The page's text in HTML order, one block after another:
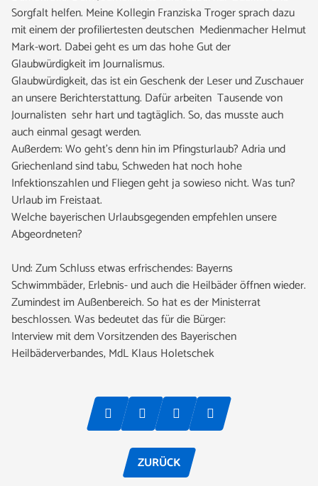
Sorgfalt helfen. Meine Kollegin Franziska Troger sprach dazu
mit einem der profiliertesten deutschen Medienmacher Helmut
Mark-wort. Dabei geht es um das hohe Gut der
Glaubwürdigkeit im Journalismus.
Glaubwürdigkeit, das ist ein Geschenk der Leser und Zuschauer
an unsere Berichterstattung. Dafür arbeiten Tausende von
Journalisten sehr hart und tagtäglich. So, das musste auch
auch einmal gesagt werden.
Außerdem: Wo geht’s denn hin im Pfingsturlaub? Adria und
Griechenland sind tabu, Schweden hat noch hohe
Infektionszahlen und Fliegen geht ja sowieso nicht. Was tun?
Urlaub im Freistaat.
Welche bayerischen Urlaubsgegenden empfehlen unsere
Abgeordneten?
Und: Zum Schluss etwas erfrischendes: Bayerns
Schwimmbäder, Erlebnis- und auch die Heilbäder öffnen wieder.
Zumindest im Außenbereich. So hat es der Ministerrat
beschlossen. Was bedeutet das für die Bürger:
Interview mit dem Vorsitzenden des Bayerischen
Heilbäderverbandes, MdL Klaus Holetschek
ZURÜCK